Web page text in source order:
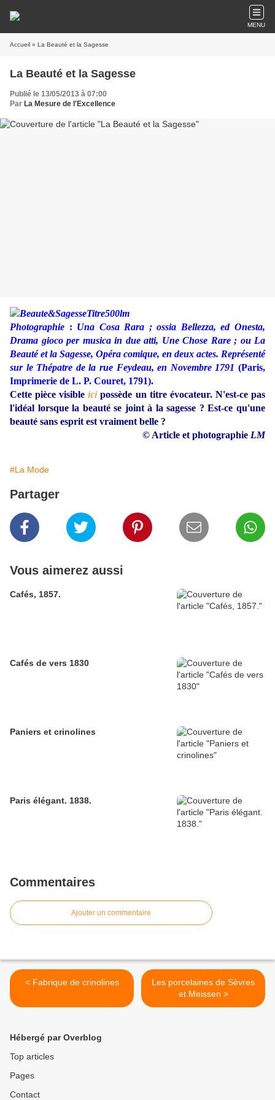
MENU
Accueil » La Beauté et la Sagesse
La Beauté et la Sagesse
Publié le 13/05/2013 à 07:00
Par La Mesure de l'Excellence
Photographie : Una Cosa Rara ; ossia Bellezza, ed Onesta,
Drama gioco per musica in due atti, Une Chose Rare ; ou La
Beauté et la Sagesse, Opéra comique, en deux actes. Représenté
sur le Thépatre de la rue Feydeau, en Novembre 1791 (Paris,
Imprimerie de L. P. Couret, 1791).
Cette pièce visible ici possède un titre évocateur. N'est-ce pas
l'idéal lorsque la beauté se joint à la sagesse ? Est-ce qu'une
beauté sans esprit est vraiment belle ?
© Article et photographie LM
#La Mode
Partager
Vous aimerez aussi
Cafés, 1857.
Cafés de vers 1830
Paniers et crinolines
Paris élégant. 1838.
Commentaires
Ajouter un commentaire
< Fabrique de crinolines
Les porcelaines de Sèvres
et Meissen >
Hébergé par Overblog
Top articles
Pages
Contact